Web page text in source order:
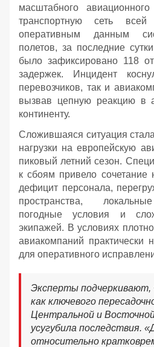
масштабного
транспортную сеть
оперативным данным
полетов, за последние
было зафиксировано 118
задержек. Инцидент
перевозчиков, так и
вызвав цепную реакцию в
континенту.
Сложившаяся ситуация
нагрузки на европейскую
пиковый летний сезон.
к сбоям привело сочетание
дефицит персонала,
пространства,
погодные условия и
экипажей. В условиях
авиакомпаний практически
для оперативного
Эксперты
как ключевого
Центральной и
усугубила последствия.
относительно